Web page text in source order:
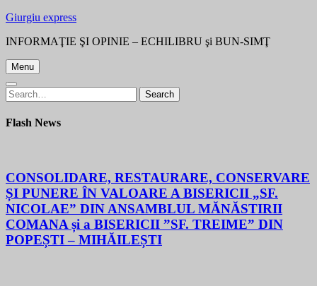
Giurgiu express
INFORMAŢIE ŞI OPINIE – ECHILIBRU şi BUN-SIMŢ
Menu
Search
for:
Search
Flash News
CONSOLIDARE, RESTAURARE, CONSERVARE
ȘI PUNERE ÎN VALOARE A BISERICII „SF.
NICOLAE” DIN ANSAMBLUL MĂNĂSTIRII
COMANA și a BISERICII ”SF. TREIME” DIN
POPEȘTI – MIHĂILEȘTI